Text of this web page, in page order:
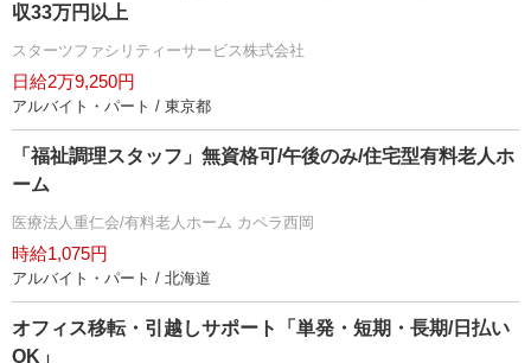
収33万円以上
スターツファシリティーサービス株式会社
日給2万9,250円
アルバイト・パート / 東京都
「福祉調理スタッフ」無資格可/午後のみ/住宅型有料老人ホ
ーム
医療法人重仁会/有料老人ホーム カペラ西岡
時給1,075円
アルバイト・パート / 北海道
オフィス移転・引越しサポート「単発・短期・長期/日払い
OK」